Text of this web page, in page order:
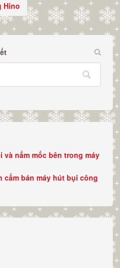
Hino
và nấm mốc bên trong máy
cấm bán máy hút bụi công